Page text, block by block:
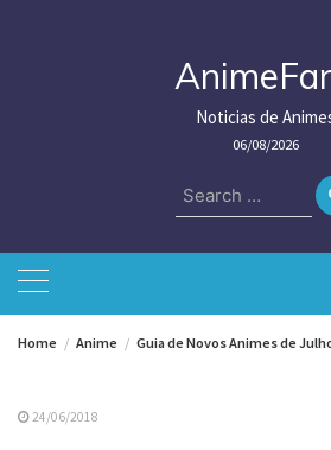
Noticias de
06/08/2026
Search
for:
Home Anime Guia de Novos Animes de
24/06/2018